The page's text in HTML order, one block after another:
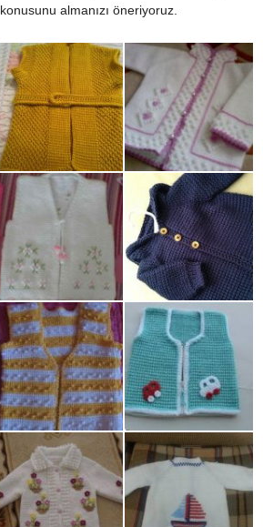
konusunu almanızı öneriyoruz.